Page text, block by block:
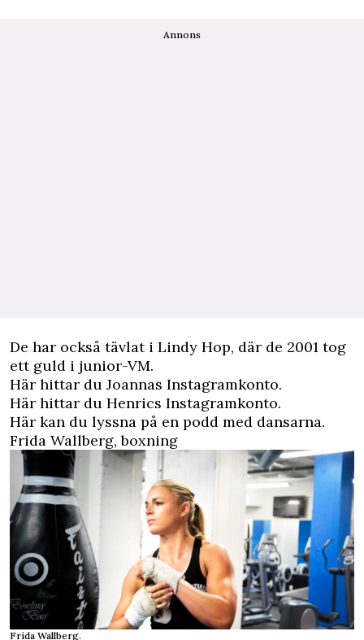
Annons
De har också tävlat i Lindy Hop, där de 2001 tog
ett guld i junior-VM.
Här hittar du Joannas Instagramkonto.
Här hittar du Henrics Instagramkonto.
Här kan du lyssna på en podd med dansarna.
Frida Wallberg, boxning
Frida Wallberg.